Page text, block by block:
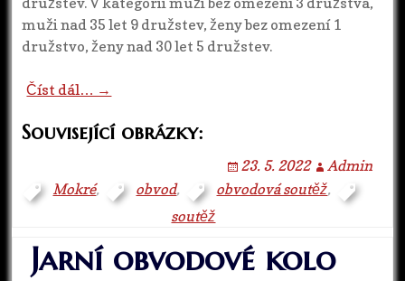
muži nad 35 let 9 družstev, ženy bez omezení 1
družstvo, ženy nad 30 let 5 družstev.
Číst dál… →
Související obrázky:
23. 5. 2022
Admin
Mokré, obvod, obvodová soutěž,
soutěž
Jarní obvodové kolo